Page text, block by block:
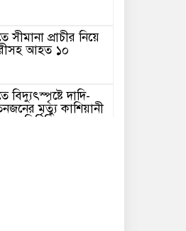
সীমানা প্রাচীর নিয়ে
আহত ১০
বিদ্যুৎস্পৃষ্টে দাদি-
মৃত্যু কাশিয়ানী
প্রতিনিধি